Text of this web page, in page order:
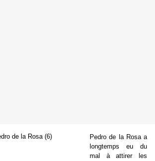
Pedro de la Rosa a
longtemps eu du
mal à attirer les